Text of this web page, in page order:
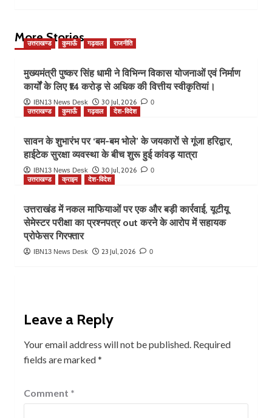
More Stories
उत्तराखण्ड कुमाऊँ गढ़वाल राजनीति
मुख्यमंत्री पुष्कर सिंह धामी ने विभिन्न विकास योजनाओं एवं निर्माण
कार्यों के लिए ₹14 करोड़ से अधिक की वित्तीय स्वीकृतियां।
IBN13 News Desk 30 Jul, 2026 0
उत्तराखण्ड कुमाऊँ गढ़वाल देश-विदेश
सावन के शुभारंभ पर ‘बम-बम भोले’ के जयकारों से गूंजा हरिद्वार,
हाईटेक सुरक्षा व्यवस्था के बीच शुरू हुई कांवड़ यात्रा
IBN13 News Desk 30 Jul, 2026 0
उत्तराखण्ड क्राइम देश-विदेश
उत्तराखंड में नकल माफियाओं पर एक और बड़ी कार्रवाई, यूटीयू
सेमेस्टर परीक्षा का प्रश्नपत्र out करने के आरोप में सहायक
प्रोफेसर गिरफ्तार
IBN13 News Desk 23 Jul, 2026 0
Leave a Reply
Your email address will not be published. Required
fields are marked*
Comment *